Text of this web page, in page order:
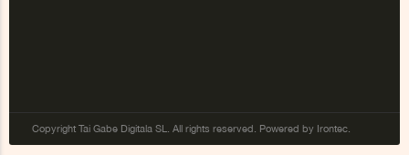
Copyright Tai Gabe Digitala SL. All rights reserved. Powered by Irontec.